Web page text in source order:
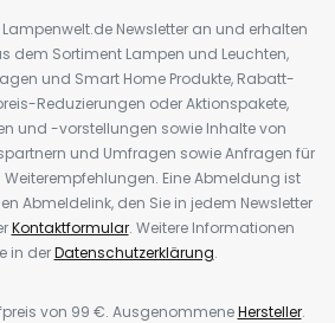
Newsletter an und erhalten
dem Sortiment Lampen und Leuchten,
und Smart Home Produkte, Rabatt-
Reduzierungen oder Aktionspakete,
und -vorstellungen sowie Inhalte von
und Umfragen sowie Anfragen für
Eine Abmeldung ist
Abmeldelink, den Sie in jedem Newsletter
Kontaktformular. Weitere Informationen
in derDatenschutzerklärung.
von 99 €. AusgenommeneHersteller.